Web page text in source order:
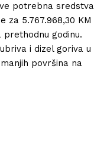
potrebna sredstva
za 5.767.968,30 KM
prethodnu godinu.
i dizel goriva u
površina na